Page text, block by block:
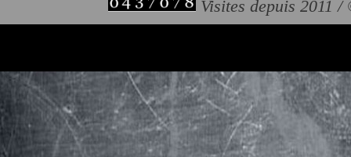
Visites depuis 2011